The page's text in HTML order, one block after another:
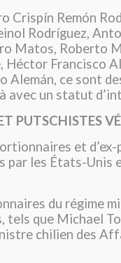
Crispín Remón
Rodríguez,
Matos, Roberto
Francisco
Alemán, ce sont
avec un statut
PUTSCHISTES
et
par les États-Unis
du régime
tels que Michael
chilien des